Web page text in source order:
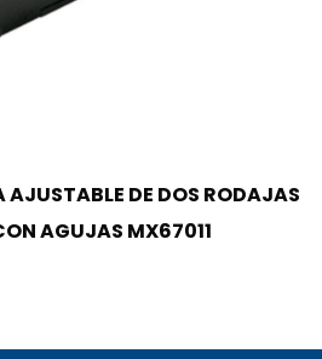
AJUSTABLE DE DOS RODAJAS
AGUJAS MX67011